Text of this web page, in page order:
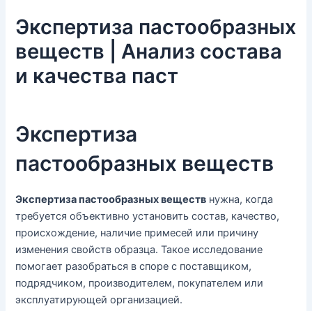
Экспертиза пастообразных
веществ | Анализ состава
и качества паст
Экспертиза
пастообразных веществ
Экспертиза пастообразных веществ нужна, когда
требуется объективно установить состав, качество,
происхождение, наличие примесей или причину
изменения свойств образца. Такое исследование
помогает разобраться в споре с поставщиком,
подрядчиком, производителем, покупателем или
эксплуатирующей организацией.